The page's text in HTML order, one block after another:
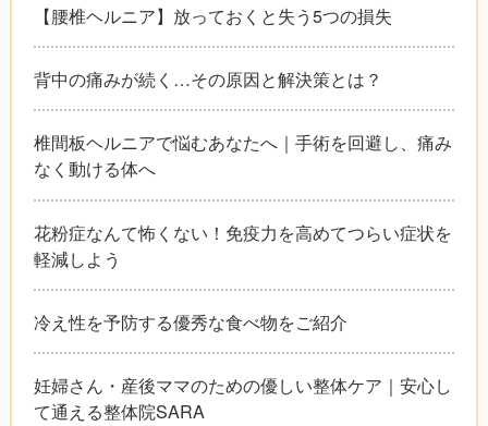
【腰椎ヘルニア】放っておくと失う5つの損失
背中の痛みが続く…その原因と解決策とは？
椎間板ヘルニアで悩むあなたへ｜手術を回避し、痛み
なく動ける体へ
花粉症なんて怖くない！免疫力を高めてつらい症状を
軽減しよう
冷え性を予防する優秀な食べ物をご紹介
妊婦さん・産後ママのための優しい整体ケア｜安心し
て通える整体院SARA